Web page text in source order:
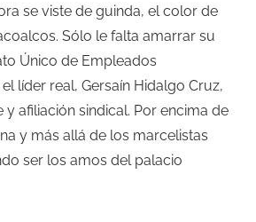
se viste de guinda, el color de
Sólo le falta amarrar su
Único de Empleados
líder real, Gersaín Hidalgo Cruz,
afiliación sindical. Por encima de
y más allá de los marcelistas
ser los amos del palacio